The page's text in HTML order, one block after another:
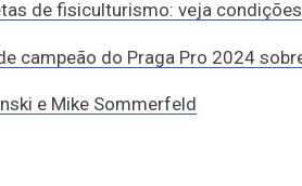
de fisiculturismo: veja condições
campeão do Praga Pro 2024
e Mike Sommerfeld